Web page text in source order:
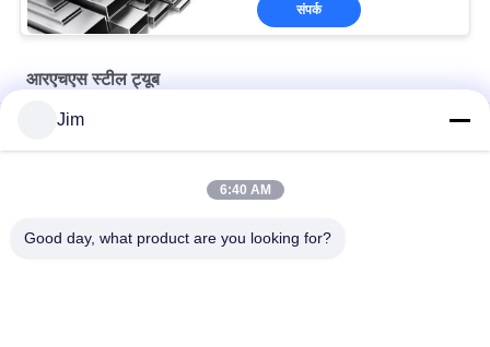
संपर्क
आरएचएस स्टील ट्यूब
गर्म समाप्त संरचनात्मक खोखले अनुभाग आरएचएस स्टील ट्यूब 60 x 40
Jim
6:40 AM
Good day, what product are you looking for?